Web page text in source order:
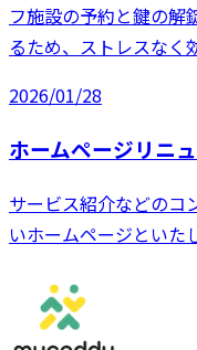
フ施設の予約と鍵の解
るため、ストレスなく
2026/01/28
ホームページリニ
サービス紹介などのコ
いホームページといた